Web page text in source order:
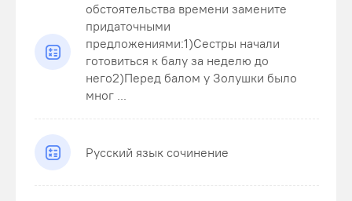
обстоятельства времени замените
придаточными
предложениями:1)Сестры начали
готовиться к балу за неделю до
него2)Перед балом у Золушки было
мног ...
Русский язык сочинение